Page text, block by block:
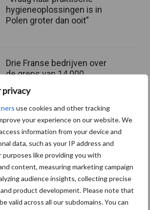
privacy
use cookies and other tracking
your experience on our website. We
information from your device and
data, such as your IP address and
purposes like providing you with
content, measuring marketing campaign
audience insights, collecting precise
product development. Please note that
valid across all our subdomains. You can
hygieneoplossingen is in
Polen groter dan ooit”
Drie Franse bedrijven over
de grens van 14.000
Pöttinger introduceert
compacte dubbelrotor-
zwadhark in de hef